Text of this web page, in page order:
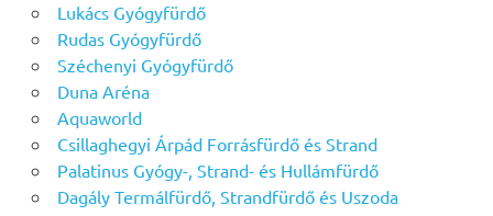
Lukács Gyógyfürdő
Rudas Gyógyfürdő
Széchenyi Gyógyfürdő
Duna Aréna
Aquaworld
Csillaghegyi Árpád Forrásfürdő és Strand
Palatinus Gyógy-, Strand- és Hullámfürdő
Dagály Termálfürdő, Strandfürdő és Uszoda